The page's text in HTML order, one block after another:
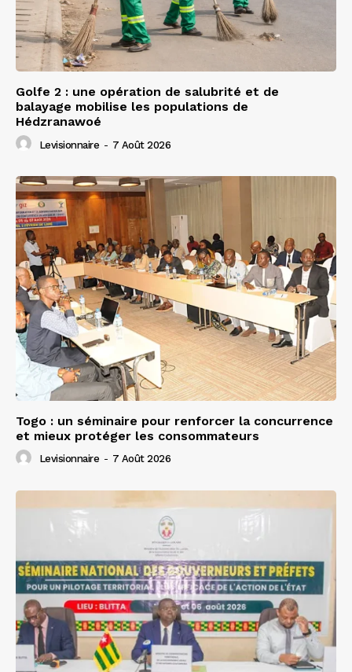
Golfe 2 : une opération de salubrité et de
balayage mobilise les populations de
Hédzranawoé
Levisionnaire - 7 Août 2026
Togo : un séminaire pour renforcer la concurrence
et mieux protéger les consommateurs
Levisionnaire - 7 Août 2026